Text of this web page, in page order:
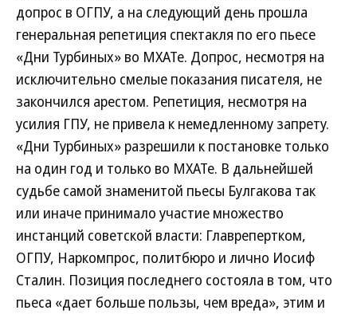
допрос в ОГПУ, а на следующий день прошла
генеральная репетиция спектакля по его пьесе
«Дни Турбиных» во МХАТе. Допрос, несмотря на
исключительно смелые показания писателя, не
закончился арестом. Репетиция, несмотря на
усилия ГПУ, не привела к немедленному запрету.
«Дни Турбиных» разрешили к постановке только
на один год и только во МХАТе. В дальнейшей
судьбе самой знаменитой пьесы Булгакова так
или иначе принимало участие множество
инстанций советской власти: Главрепертком,
ОГПУ, Наркомпрос, политбюро и лично Иосиф
Сталин. Позиция последнего состояла в том, что
пьеса «дает больше пользы, чем вреда», этим и